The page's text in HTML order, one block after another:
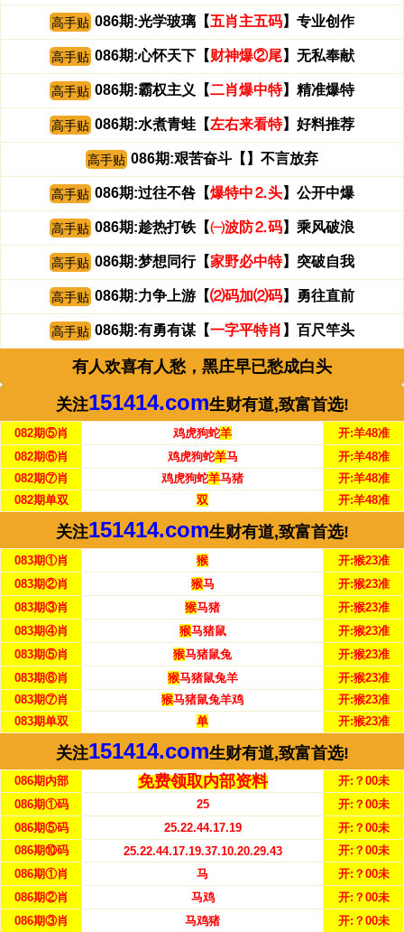
高手贴 086期:光学玻璃【五肖主五码】专业创作
高手贴 086期:心怀天下【财神爆②尾】无私奉献
高手贴 086期:霸权主义【二肖爆中特】精准爆特
高手贴 086期:水煮青蛙【左右来看特】好料推荐
高手贴 086期:艰苦奋斗【 】不言放弃
高手贴 086期:过往不咎【爆特中⒉头】公开中爆
高手贴 086期:趁热打铁【㈠波防⒉码】乘风破浪
高手贴 086期:梦想同行【家野必中特】突破自我
高手贴 086期:力争上游【⑵码加⑵码】勇往直前
高手贴 086期:有勇有谋【一字平特肖 】百尺竿头
有人欢喜有人愁，黑庄早已愁成白头
关注151414.com生财有道,致富首选!
082期⑤肖 鸡虎狗蛇羊
开:羊48准
082期⑥肖
鸡虎狗蛇羊马
开:羊48准
082期⑦肖
鸡虎狗蛇羊马猪
开:羊48准
082期单双
双 开:羊48准
关注151414.com生财有道,致富首选!
083期①肖 猴
开:猴23准
083期②肖
猴马
开:猴23准
083期③肖
猴马猪
开:猴23准
083期④肖
猴马猪鼠
开:猴23准
083期⑤肖
猴马猪鼠兔
开:猴23准
083期⑥肖
猴马猪鼠兔羊
开:猴23准
083期⑦肖
猴马猪鼠兔羊鸡
开:猴23准
083期单双
单 开:猴23准
关注151414.com生财有道,致富首选!
086期内部 免费领取内部资料
开:？00未
086期①码
25
开:？00未
086期⑤码
25.22.44.17.19
开:？00未
086期⑩码
25.22.44.17.19.37.10.20.29.43
开:？00未
086期①肖
马
开:？00未
086期②肖
马鸡
开:？00未
086期③肖
马鸡猪
开:？00未